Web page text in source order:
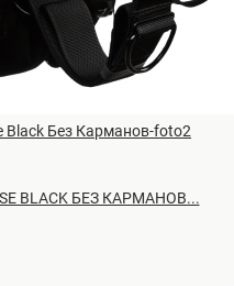
BLACK БЕЗ КАРМАНОВ...